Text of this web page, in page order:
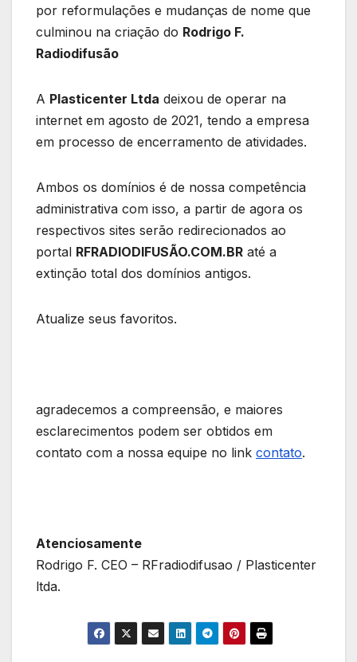
por reformulações e mudanças de nome que
culminou na criação do Rodrigo F.
Radiodifusão
A Plasticenter Ltda deixou de operar na
internet em agosto de 2021, tendo a empresa
em processo de encerramento de atividades.
Ambos os domínios é de nossa competência
administrativa com isso, a partir de agora os
respectivos sites serão redirecionados ao
portal RFRADIODIFUSÃO.COM.BR até a
extinção total dos domínios antigos.
Atualize seus favoritos.
agradecemos a compreensão, e maiores
esclarecimentos podem ser obtidos em
contato com a nossa equipe no link contato.
Atenciosamente
Rodrigo F. CEO – RFradiodifusao / Plasticenter
ltda.